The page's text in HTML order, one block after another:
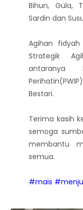
Bihun, Gula,
Sardin dan
Agihan fidyah
Strategik
antaranya
Bestari.
Terima kasih
semoga
membantu
semua.
#mais